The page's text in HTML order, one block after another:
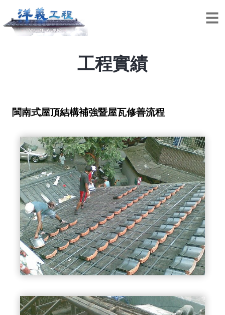
工程實績
閩南式屋頂結構補強暨屋瓦修善流程